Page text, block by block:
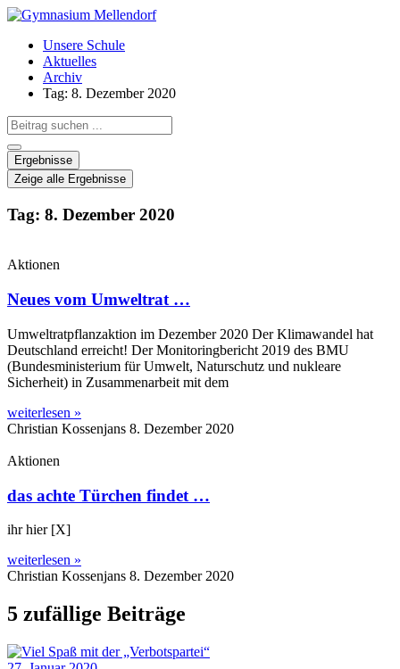
Zum
wechselnUnsere Schule
Aktuelles
Archiv
Tag: 8. Dezember 2020
Search
...
Ergebnisse
Zeige alle Ergebnisse
Tag: 8. Dezember 2020
Aktionen
Neues vom Umweltrat …
Umweltratpflanzaktion im Dezember 2020 Der Klimawandel hat
Deutschland erreicht! Der Monitoringbericht 2019 des BMU
(Bundesministerium für Umwelt, Naturschutz und nukleare
Sicherheit) in Zusammenarbeit mit dem
weiterlesen »
Christian Kossenjans 8. Dezember 2020
Aktionen
das achte Türchen findet …
ihr hier [X]
weiterlesen »
Christian Kossenjans 8. Dezember 2020
5 zufällige Beiträge